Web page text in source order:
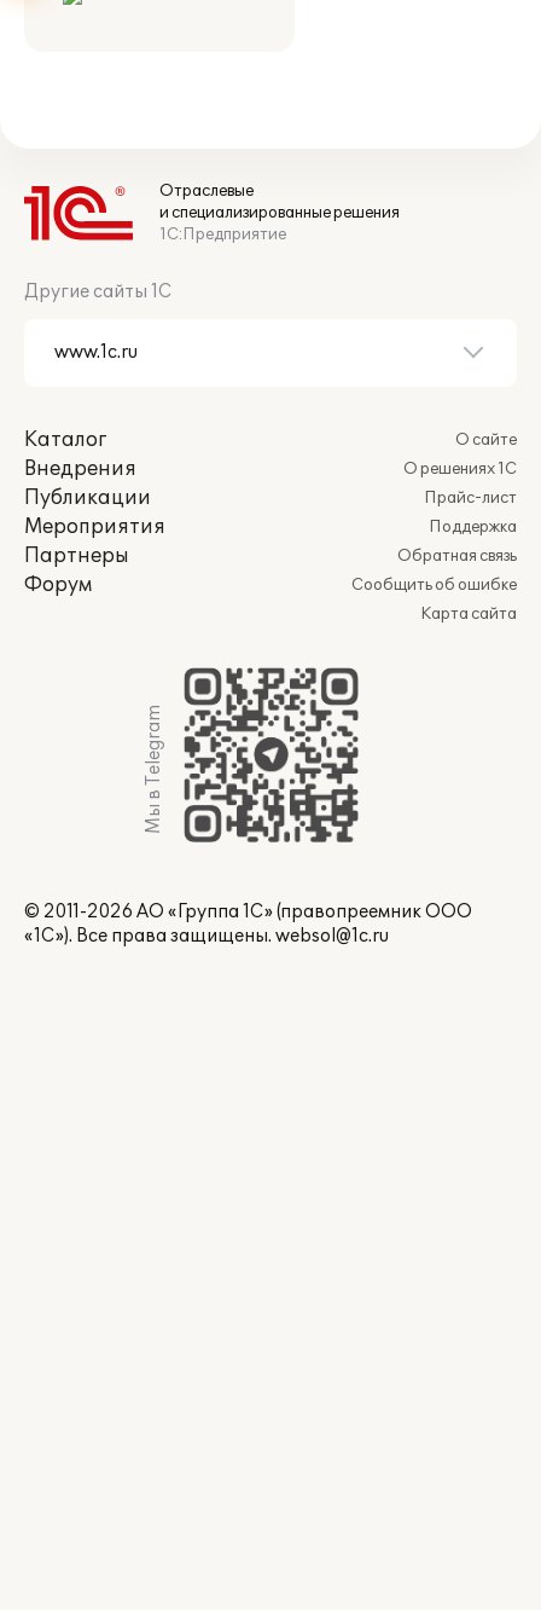
Отраслевые
и специализированные решения
1С:Предприятие
Другие сайты 1С
Каталог
Внедрения
Публикации
Мероприятия
Партнеры
Форум
О сайте
О решениях 1С
Прайс-лист
Поддержка
Обратная связь
Сообщить об ошибке
Карта сайта
Мы в Telegram
© 2011-2026 АО «Группа 1С» (правопреемник ООО
«1С»). Все права защищены. websol@1c.ru